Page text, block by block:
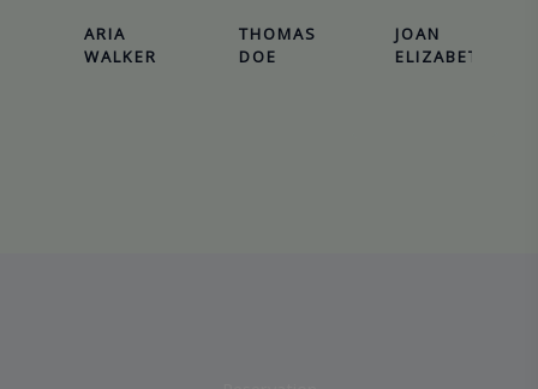
ARIA
WALKER
THOMAS
DOE
JOAN
ELIZABETH